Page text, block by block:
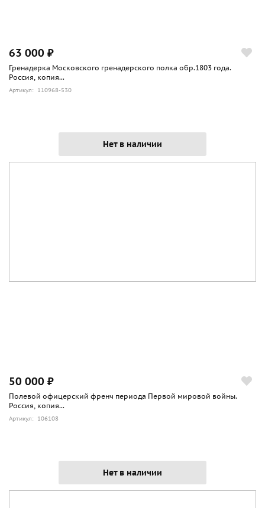
63 000 ₽
Гренадерка Московского гренадерского полка обр.1803 года.
Россия, копия...
Артикул: 110968-530
Нет в наличии
50 000 ₽
Полевой офицерский френч периода Первой мировой войны.
Россия, копия...
Артикул: 106108
Нет в наличии